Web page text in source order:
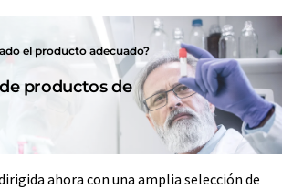
el producto adecuado?
productos de
ahora con una amplia selección de